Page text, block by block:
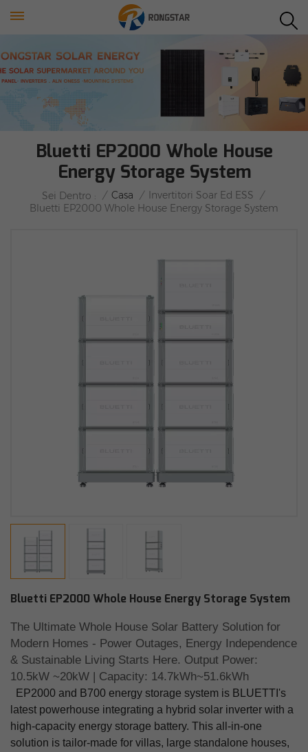
Bluetti EP2000 Whole House
Energy Storage System
Sei Dentro : / Casa / Invertitori Soar Ed ESS
/
Bluetti EP2000 Whole House Energy Storage System
Bluetti EP2000 Whole House Energy Storage System
The Ultimate Whole House Solar Battery Solution for
Modern Homes - Power Outages, Energy Independence
& Sustainable Living Starts Here. Output Power:
10.5kW ~20kW | Capacity: 14.7kWh~51.6kWh
EP2000 and B700 energy storage system is BLUETTI's
latest powerhouse integrating a hybrid solar inverter with a
high-capacity energy storage battery. This all-in-one
solution is tailor-made for villas, large standalone houses,